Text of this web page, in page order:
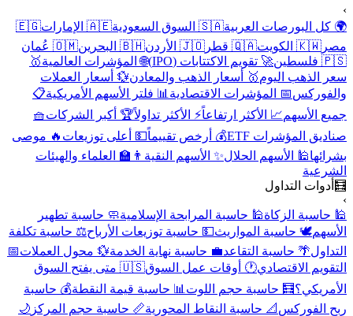
›
🌍 كل البورصات العربية🇸🇦 السوق السعودية 🇦🇪 الإمارات
🇪🇬
مصر 🇰🇼 الكويت 🇶🇦 قطر 🇯🇴 الأردن 🇧🇭 البحرين
🇴🇲 عُمان
🇵🇸 فلسطين
🚀 تقويم الاكتتابات (IPO) 🌐 المؤشرات العالمية🥇
سعر الذهب اليوم🥇 أسعار الذهب والمعادن💱 أسعار العملات
والفوركس📅 المؤشرات الاقتصادية 📊 فلتر الأسهم الأمريكية📋
جميع الأسهم📈 الأكثر ارتفاعاً⚡ الأكثر تداولاً🏆 أكبر الشركات🧺
صناديق المؤشرات ETF
💰 أرخص تقييماً💵 أعلى توزيعات 🔥 موصى
بشرائها🕌 الأسهم الحلال✨ الأسهم النقية 👨‍🏫 العلماء والهيئات
الشرعية
🧮 أدوات التداول
›
🕌 حاسبة الزكاة🕌 حاسبة المرابحة الإسلامية🧼 حاسبة تطهير
الأسهم🕊️ حاسبة المواريث💵 حاسبة توزيعات الأرباح⚖️ حاسبة تكلفة
التداول🌴 حاسبة التقاعد💼 حاسبة نهاية الخدمة💱 محول العملات📅
التقويم الاقتصادي🕐 أوقات عمل السوق
🇺🇸 متى يفتح السوق
الأمريكي؟🧮 حاسبة حجم اللوت 📊 حاسبة قيمة النقطة💰 حاسبة
ربح الفوركس 📐 حاسبة النقاط المحورية📏 حاسبة حجم المركز 🌙